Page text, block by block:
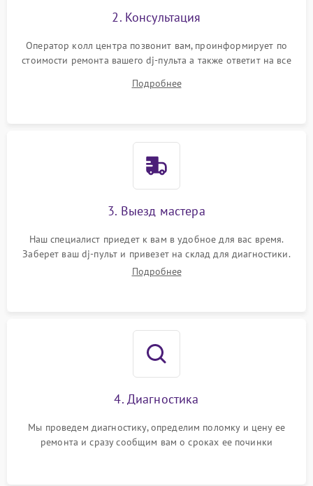
2. Консультация
Оператор колл центра позвонит вам, проинформирует по
стоимости ремонта вашего dj-пульта а также ответит на все
Подробнее
3. Выезд мастера
Наш специалист приедет к вам в удобное для вас время.
Заберет ваш dj-пульт и привезет на склад для диагностики.
Подробнее
4. Диагностика
Мы проведем диагностику, определим поломку и цену ее
ремонта и сразу сообщим вам о сроках ее починки